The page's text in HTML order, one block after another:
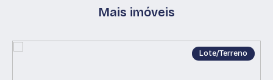
Mais imóveis
Lote/Terreno